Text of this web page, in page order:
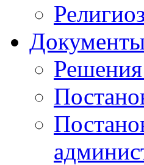
Решения